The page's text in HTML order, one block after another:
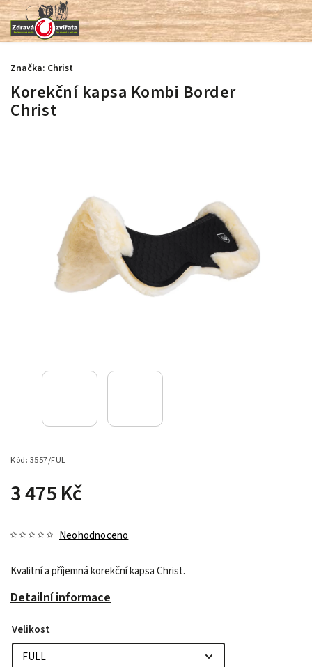
Korekční kapsa Kombi Border
Christ
Kód: 3557/FUL
3 475 Kč
Neohodnoceno
Kvalitní a příjemná korekční kapsa Christ.
Detailní informace
Značka: Christ
Velikost